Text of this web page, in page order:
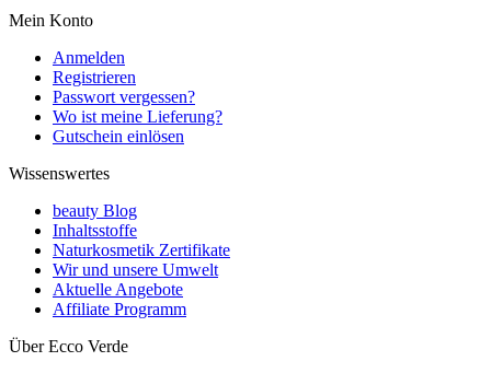
Mein Konto
Anmelden
Registrieren
Passwort vergessen?
Wo ist meine Lieferung?
Gutschein einlösen
Wissenswertes
beauty Blog
Inhaltsstoffe
Naturkosmetik Zertifikate
Wir und unsere Umwelt
Aktuelle Angebote
Affiliate Programm
Über Ecco Verde